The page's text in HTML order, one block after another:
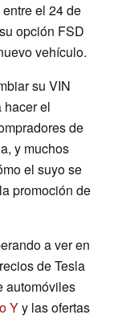
el 24 de
opción FSD
vehículo.
su VIN
hacer el
de
y muchos
el suyo se
promoción de
a ver en
de Tesla
automóviles
Yy las ofertas